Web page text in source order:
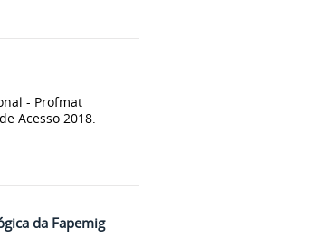
- Profmat
Acesso 2018.
da Fapemig